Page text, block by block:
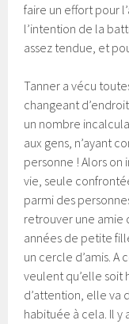
faire un effort pour
l’intention de la
assez tendue, et
Tanner a vécu
changeant
un nombre
aux gens, n’ayant
personne ! Alors
vie, seule
parmi des
retrouver une amie
années de petite
un cercle d’amis. A
veulent qu’elle soit
d’attention, elle va
habituée à cela. Il